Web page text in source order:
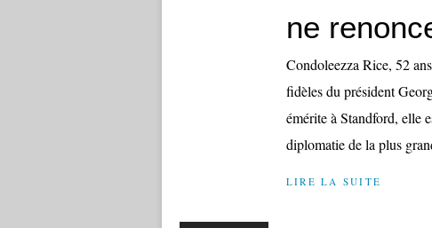
ne
Condoleezza Rice, 52
fidèles du président
émérite à Standford, elle
diplomatie de la plus
LIRE LA SUITE